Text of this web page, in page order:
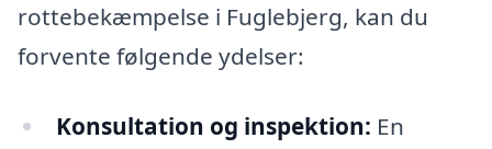
rottebekæmpelse i Fuglebjerg, kan du
forvente følgende ydelser:
Konsultation og inspektion: En